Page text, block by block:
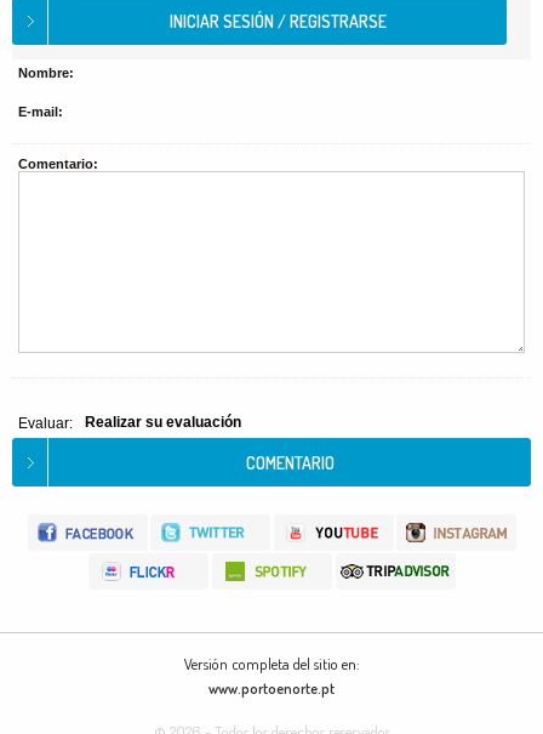
Nombre:
E-mail:
Comentario:
Evaluar: Realizar su evaluación
Versión completa del sitio en:
www.portoenorte.pt